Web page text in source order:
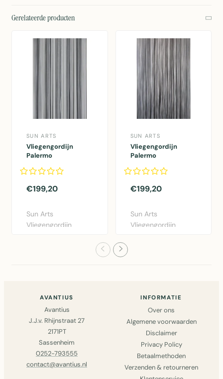
Gerelateerde producten
SUN ARTS
Vliegengordijn
Palermo
100x232 cm
€199,20
Sun Arts
Vliegengordijn
SUN ARTS
Vliegengordijn
Palermo
100x232 cm
€199,20
Sun Arts
Vliegengordijn
AVANTIUS
Avantius
J.J.v. Rhijnstraat 27
2171PT
Sassenheim
0252-793555
contact@avantius.nl
INFORMATIE
Over ons
Algemene voorwaarden
Disclaimer
Privacy Policy
Betaalmethoden
Verzenden & retourneren